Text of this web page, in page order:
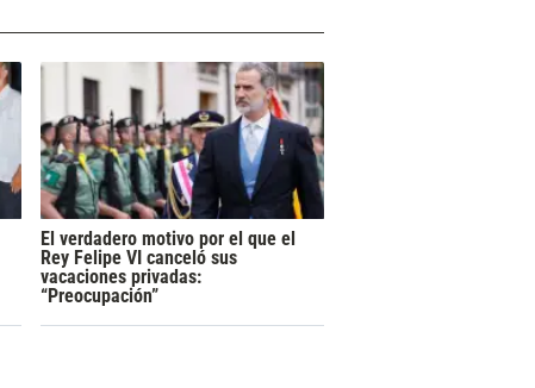
El verdadero motivo por el que el
Rey Felipe VI canceló sus
vacaciones privadas:
“Preocupación”